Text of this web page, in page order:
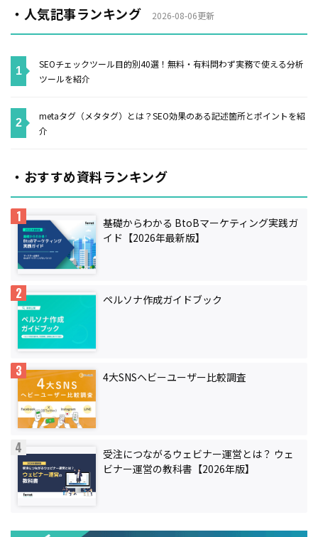
・人気記事ランキング 2026-08-06更新
SEOチェックツール目的別40選！無料・有料問わず実務で使える分析
ツールを紹介
metaタグ（メタタグ）とは？SEO効果のある記述箇所とポイントを紹
介
・おすすめ資料ランキング
基礎からわかる BtoBマーケティング実践ガ
イド【2026年最新版】
ペルソナ作成ガイドブック
4大SNSヘビーユーザー比較調査
受注につながるウェビナー運営とは？ ウェ
ビナー運営の教科書【2026年版】